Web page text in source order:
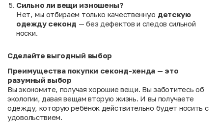
Сильно ли вещи изношены?
Нет, мы отбираем только качественную детскую
одежду секонд — без дефектов и следов сильной
носки.
Сделайте выгодный выбор
Преимущества покупки секонд-хенда — это
разумный выбор
Вы экономите, получая хорошие вещи. Вы заботитесь об
экологии, давая вещам вторую жизнь. И вы получаете
одежду, которую ребёнок действительно будет носить с
удовольствием.